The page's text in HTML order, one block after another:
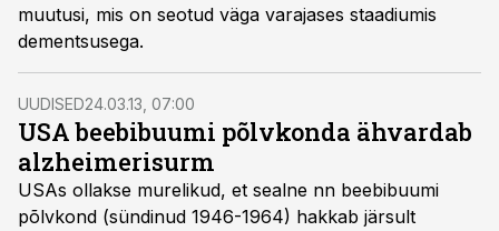
muutusi, mis on seotud väga varajases staadiumis
dementsusega.
UUDISED24.03.13, 07:00
USA beebibuumi põlvkonda ähvardab
alzheimerisurm
USAs ollakse murelikud, et sealne nn beebibuumi
põlvkond (sündinud 1946-1964) hakkab järsult